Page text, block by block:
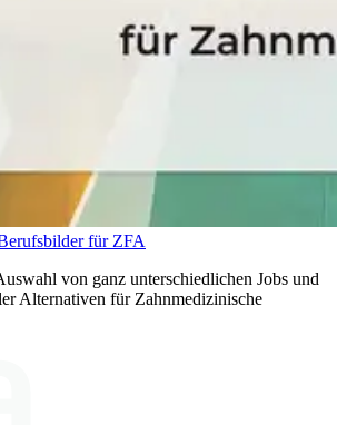
für ZFA
von ganz unterschiedlichen Jobs und
Alternativen für Zahnmedizinische